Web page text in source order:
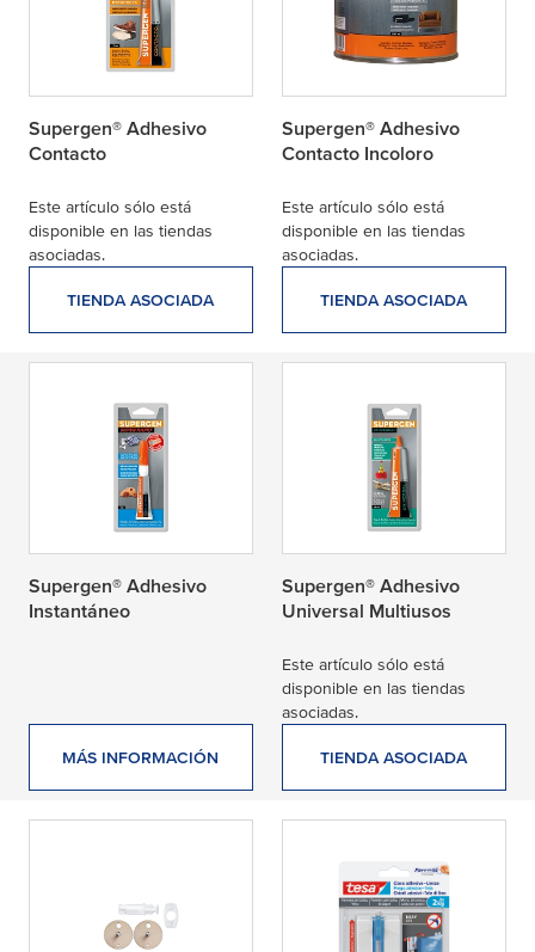
Supergen® Adhesivo
Contacto
Este artículo sólo está
disponible en las tiendas
asociadas.
TIENDA ASOCIADA
Supergen® Adhesivo
Contacto Incoloro
Este artículo sólo está
disponible en las tiendas
asociadas.
TIENDA ASOCIADA
Supergen® Adhesivo
Instantáneo
MÁS INFORMACIÓN
Supergen® Adhesivo
Universal Multiusos
Este artículo sólo está
disponible en las tiendas
asociadas.
TIENDA ASOCIADA